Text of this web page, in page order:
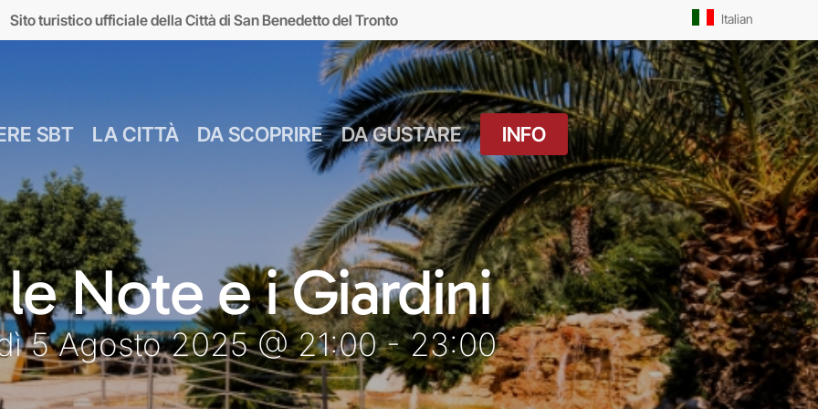
Sito turistico ufficiale della Città di San Benedetto del Tronto Italian
Luglio
Culture
Food & Drink
Market
SBT LA CITTÀ DA SCOPRIRE
MUSEI
d’Arte sul Mare
MARE
Lungomare
Giardini sul mare
OUTDOOR
Il Molo
Pista Ciclabile
DA GUSTARE INFO
Numeri Utili
Farmacie
Parcheggi
Bus Navetta Gratuito
Come Spostarsi
Come Arrivare
Orari Messe: Feriale
Orari Messe:
Prefestivo
Orari Messe: Festivo
le Note e i Giardini
5 Agosto 2025 @ 21:00 - 23:00